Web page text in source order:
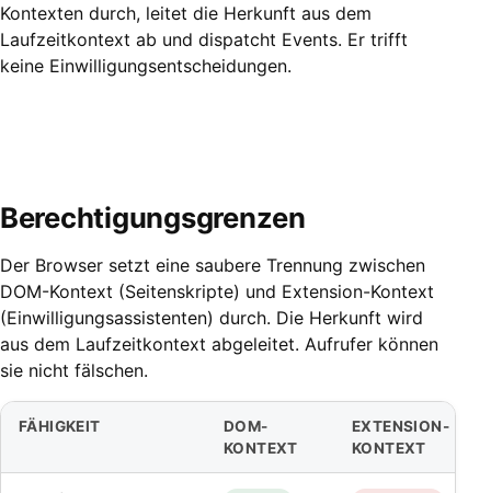
Kontexten durch, leitet die Herkunft aus dem
Laufzeitkontext ab und dispatcht Events. Er trifft
keine Einwilligungsentscheidungen.
Berechtigungsgrenzen
Der Browser setzt eine saubere Trennung zwischen
DOM-Kontext (Seitenskripte) und Extension-Kontext
(Einwilligungsassistenten) durch. Die Herkunft wird
aus dem Laufzeitkontext abgeleitet. Aufrufer können
sie nicht fälschen.
FÄHIGKEIT
DOM-
KONTEXT
EXTENSION-
KONTEXT